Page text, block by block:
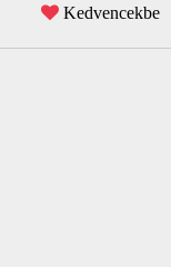
Kedvencekbe